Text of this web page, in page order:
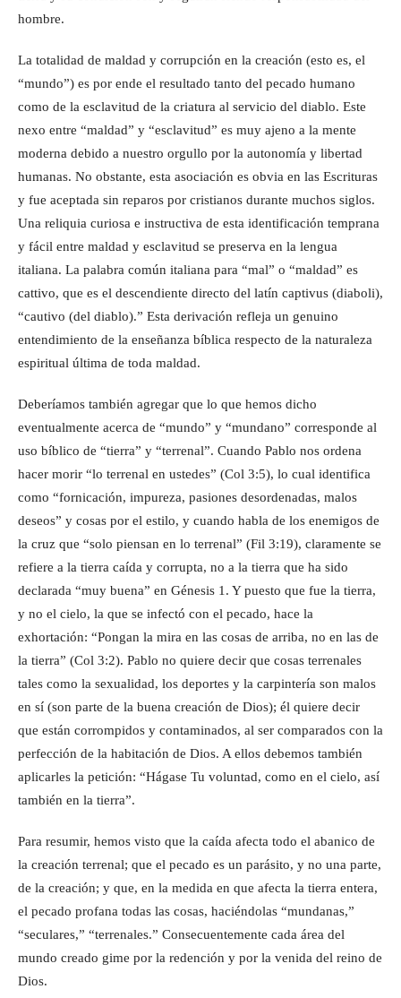
hombre.
La totalidad de maldad y corrupción en la creación (esto es, el
“mundo”) es por ende el resultado tanto del pecado humano
como de la esclavitud de la criatura al servicio del diablo. Este
nexo entre “maldad” y “esclavitud” es muy ajeno a la mente
moderna debido a nuestro orgullo por la autonomía y libertad
humanas. No obstante, esta asociación es obvia en las Escrituras
y fue aceptada sin reparos por cristianos durante muchos siglos.
Una reliquia curiosa e instructiva de esta identificación temprana
y fácil entre maldad y esclavitud se preserva en la lengua
italiana. La palabra común italiana para “mal” o “maldad” es
cattivo, que es el descendiente directo del latín captivus (diaboli),
“cautivo (del diablo).” Esta derivación refleja un genuino
entendimiento de la enseñanza bíblica respecto de la naturaleza
espiritual última de toda maldad.
Deberíamos también agregar que lo que hemos dicho
eventualmente acerca de “mundo” y “mundano” corresponde al
uso bíblico de “tierra” y “terrenal”. Cuando Pablo nos ordena
hacer morir “lo terrenal en ustedes” (Col 3:5), lo cual identifica
como “fornicación, impureza, pasiones desordenadas, malos
deseos” y cosas por el estilo, y cuando habla de los enemigos de
la cruz que “solo piensan en lo terrenal” (Fil 3:19), claramente se
refiere a la tierra caída y corrupta, no a la tierra que ha sido
declarada “muy buena” en Génesis 1. Y puesto que fue la tierra,
y no el cielo, la que se infectó con el pecado, hace la
exhortación: “Pongan la mira en las cosas de arriba, no en las de
la tierra” (Col 3:2). Pablo no quiere decir que cosas terrenales
tales como la sexualidad, los deportes y la carpintería son malos
en sí (son parte de la buena creación de Dios); él quiere decir
que están corrompidos y contaminados, al ser comparados con la
perfección de la habitación de Dios. A ellos debemos también
aplicarles la petición: “Hágase Tu voluntad, como en el cielo, así
también en la tierra”.
Para resumir, hemos visto que la caída afecta todo el abanico de
la creación terrenal; que el pecado es un parásito, y no una parte,
de la creación; y que, en la medida en que afecta la tierra entera,
el pecado profana todas las cosas, haciéndolas “mundanas,”
“seculares,” “terrenales.” Consecuentemente cada área del
mundo creado gime por la redención y por la venida del reino de
Dios.